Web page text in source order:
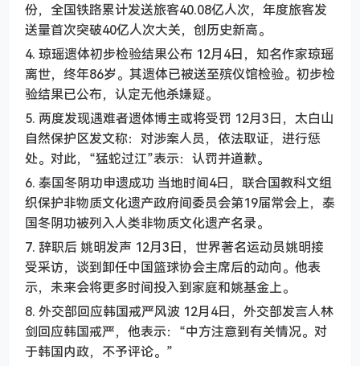
份，全国铁路累计发送旅客40.08亿人次，年度旅客发
送量首次突破40亿人次大关，创历史新高。
4. 琼瑶遗体初步检验结果公布 12月4日，知名作家琼瑶
离世，终年86岁。其遗体已被送至殡仪馆检验。初步检
验结果已公布，认定无他杀嫌疑。
5. 两度发现遇难者遗体博主或将受罚 12月3日，太白山
自然保护区发文称：对涉案人员，依法取证，进行惩
处。对此，“猛蛇过江”表示：认罚并道歉。
6. 泰国冬阴功申遗成功 当地时间4日，联合国教科文组
织保护非物质文化遗产政府间委员会第19届常会上，泰
国冬阴功被列入人类非物质文化遗产名录。
7. 辞职后 姚明发声 12月3日，世界著名运动员姚明接
受采访，谈到卸任中国篮球协会主席后的动向。他表
示，未来会将更多时间投入到家庭和姚基金上。
8. 外交部回应韩国戒严风波 12月4日，外交部发言人林
剑回应韩国戒严，他表示：“中方注意到有关情况。对
于韩国内政，不予评论。”